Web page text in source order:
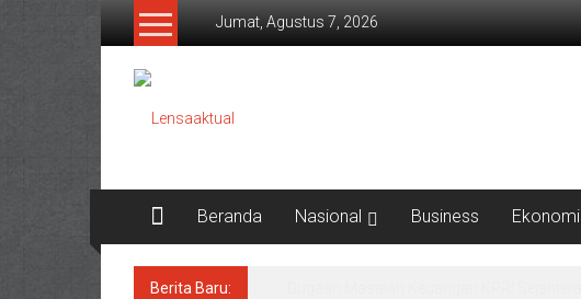
Lompat
Jumat, Agustus 7, 2026
Lensaaktual
Beranda Nasional Business Ekonomi
Berita Baru: